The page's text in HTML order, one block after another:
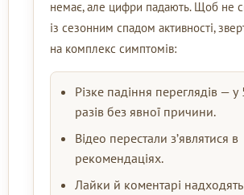
немає, але цифри падають. Щоб не
із сезонним спадом активності,
на комплекс симптомів:
Різке падіння переглядів —
разів без явної причини.
Відео перестали з’являтися в
рекомендаціях.
Лайки й коментарі надходять